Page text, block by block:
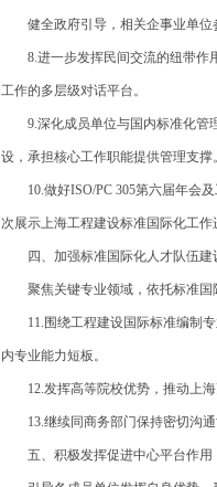
健全政府引导，相关企事业单位
8.进一步发挥民间交流的纽带作用
工作的多层级对话平台。
9.深化成员单位与国内标准化管理
设，承担核心工作职能提供管理支撑
10.做好ISO/PC 305第六届年会及
次展示上海工程建设标准国际化工
四、加强标准国际化人才队伍建
聚焦关键专业领域，依托标准国
11.围绕工程建设国际标准编制专
内专业能力短板。
12.发挥高等院校优势，推动上海
13.继续同商务部门保持密切沟通
五、积极发挥促进中心平台作用